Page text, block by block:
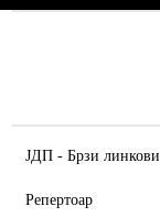
ЈДП - Брзи линкови
Репертоар